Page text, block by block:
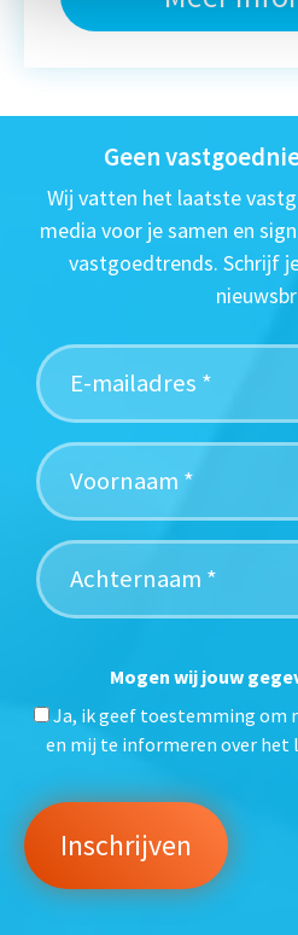
Geen
Wij vatten het laatste
media voor je samen en
vastgoedtrends. Schrijf
Mogen wij jouw
Ja, ik geef toestemming om
en mij te informeren over het